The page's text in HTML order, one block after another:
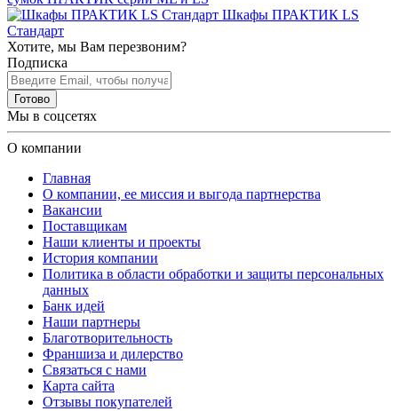
Шкафы ПРАКТИК LS
Стандарт
Хотите, мы Вам перезвоним?
Подписка
Готово
Мы в соцсетях
О компании
Главная
О компании, ее миссия и выгода партнерства
Вакансии
Поставщикам
Наши клиенты и проекты
История компании
Политика в области обработки и защиты персональных
данных
Банк идей
Наши партнеры
Благотворительность
Франшиза и дилерство
Связаться с нами
Карта сайта
Отзывы покупателей